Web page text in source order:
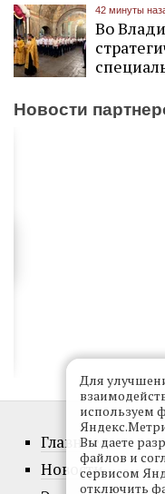
42 минуты
Во
Новости
Главное
Новости
Для
используем
Вы даете
файлов и
сервисом
отключить